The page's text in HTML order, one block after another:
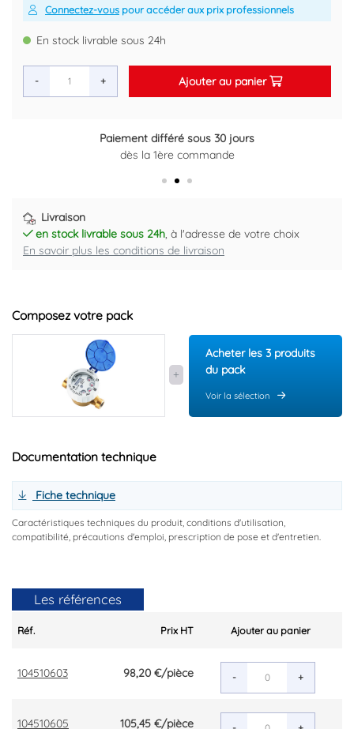
d'impulsions.
Marque : SOMATHERM
Connectez-vous pour accéder aux prix professionnels
En stock livrable sous 24h
- + Ajouter au panier
Paiement différé sous 30 jours
dès la 1ère commande
Livraison
en stock livrable sous 24h, à l'adresse de votre choix
En savoir plus les conditions de livraison
Composez votre pack
Acheter les 3 produits
du pack
Voir la sélection
Documentation technique
Fiche technique
Caractéristiques techniques du produit, conditions d'utilisation,
compatibilité, précautions d'emploi, prescription de pose et d'entretien.
Les références
Réf. Prix HT Ajouter au panier
104510603 98,20 €/pièce - +
104510605 105,45 €/pièce